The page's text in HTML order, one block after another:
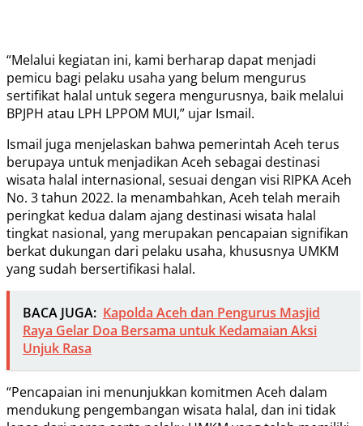
“Melalui kegiatan ini, kami berharap dapat menjadi
pemicu bagi pelaku usaha yang belum mengurus
sertifikat halal untuk segera mengurusnya, baik melalui
BPJPH atau LPH LPPOM MUI,” ujar Ismail.
Ismail juga menjelaskan bahwa pemerintah Aceh terus
berupaya untuk menjadikan Aceh sebagai destinasi
wisata halal internasional, sesuai dengan visi RIPKA Aceh
No. 3 tahun 2022. Ia menambahkan, Aceh telah meraih
peringkat kedua dalam ajang destinasi wisata halal
tingkat nasional, yang merupakan pencapaian signifikan
berkat dukungan dari pelaku usaha, khususnya UMKM
yang sudah bersertifikasi halal.
BACA JUGA: Kapolda Aceh dan Pengurus Masjid
Raya Gelar Doa Bersama untuk Kedamaian Aksi
Unjuk Rasa
“Pencapaian ini menunjukkan komitmen Aceh dalam
mendukung pengembangan wisata halal, dan ini tidak